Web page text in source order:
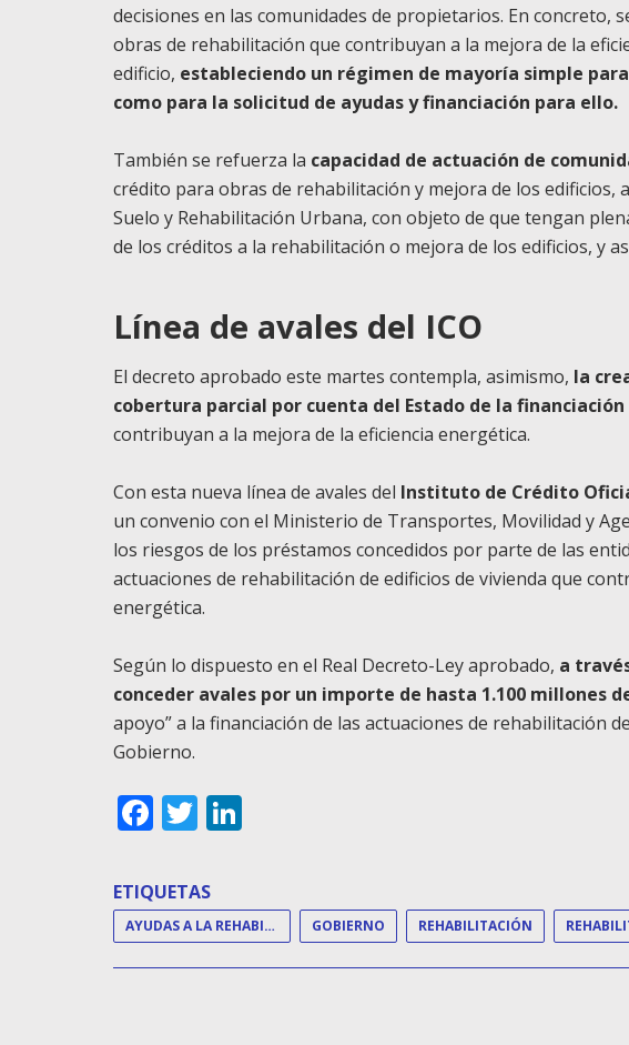
decisiones en las comunidades de propietarios. En concreto,
obras de rehabilitación que contribuyan a la mejora de la
edificio, estableciendo un régimen de mayoría simple
como para la solicitud de ayudas y financiación para ello.
También se refuerza la capacidad de actuación de
crédito para obras de rehabilitación y mejora de los edificios,
Suelo y Rehabilitación Urbana, con objeto de que tengan
de los créditos a la rehabilitación o mejora de los edificios, y
Línea de avales del ICO
El decreto aprobado este martes contempla, asimismo, la
cobertura parcial por cuenta del Estado de la
contribuyan a la mejora de la eficiencia energética.
Con esta nueva línea de avales del Instituto de Crédito
un convenio con el Ministerio de Transportes, Movilidad y
los riesgos de los préstamos concedidos por parte de las
actuaciones de rehabilitación de edificios de vivienda que
energética.
Según lo dispuesto en el Real Decreto-Ley aprobado, a
conceder avales por un importe de hasta 1.100 millones
apoyo” a la financiación de las actuaciones de rehabilitación
Gobierno.
Facebook
Twitter
ETIQUETAS
AYUDAS A LA REHABILITACIÓN GOBIERNO REHABILITACIÓN